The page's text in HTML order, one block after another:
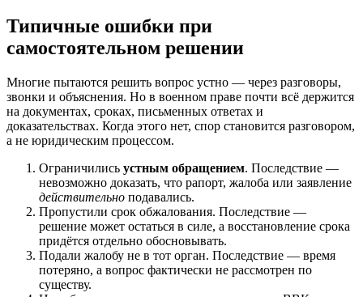
Типичные ошибки при
самостоятельном решении
Многие пытаются решить вопрос устно — через разговоры,
звонки и объяснения. Но в военном праве почти всё держится
на документах, сроках, письменных ответах и
доказательствах. Когда этого нет, спор становится разговором,
а не юридическим процессом.
Ограничились устным обращением. Последствие —
невозможно доказать, что рапорт, жалоба или заявление
действительно подавались.
Пропустили срок обжалования. Последствие —
решение может остаться в силе, а восстановление срока
придётся отдельно обосновывать.
Подали жалобу не в тот орган. Последствие — время
потеряно, а вопрос фактически не рассмотрен по
существу.